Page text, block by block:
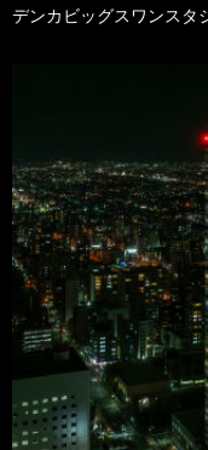
デンカビッグスワンスタ